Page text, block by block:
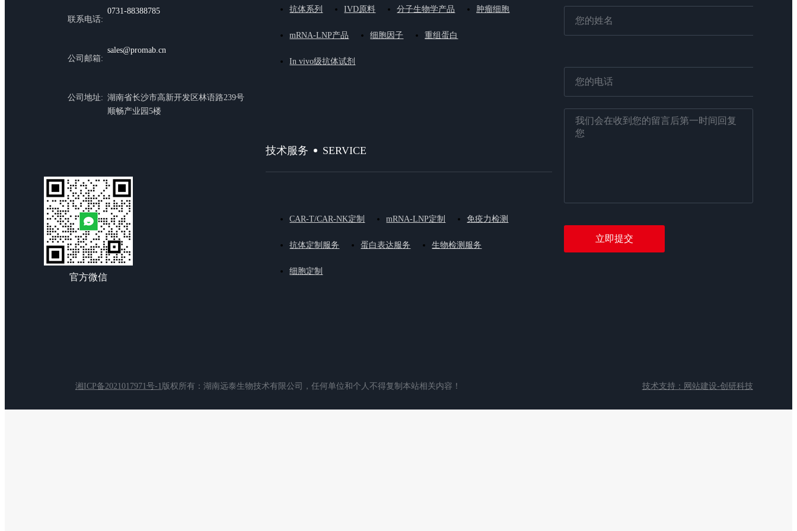
联系电话:
0731-88388785
公司邮箱:
sales@promab.cn
公司地址: 湖南省长沙市高新开发区林语路239号
顺畅产业园5楼
官方微信
抗体系列 IVD原料 分子生物学产品 肿瘤细胞
mRNA-LNP产品 细胞因子 重组蛋白
In vivo级抗体试剂
技术服务 SERVICE
CAR-T/CAR-NK定制 mRNA-LNP定制 免疫力检测
抗体定制服务 蛋白表达服务 生物检测服务
细胞定制
湘ICP备2021017971号-1版权所有：湖南远泰生物技术有限公司，任何单位和个人不得复制本站相关内容！ 技术支持：网站建设-创研科技